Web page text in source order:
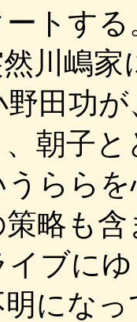
ートする
然川嶋
田功
朝子
らら
略も
イブに
にな